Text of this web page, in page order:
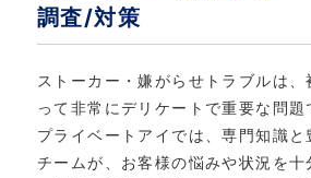
調査/対策
ストーカー・嫌がらせトラブルは、
って非常にデリケートで重要な問
プライベートアイでは、専門知識と
チームが、お客様の悩みや状況を